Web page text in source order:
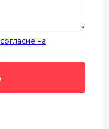
согласие на